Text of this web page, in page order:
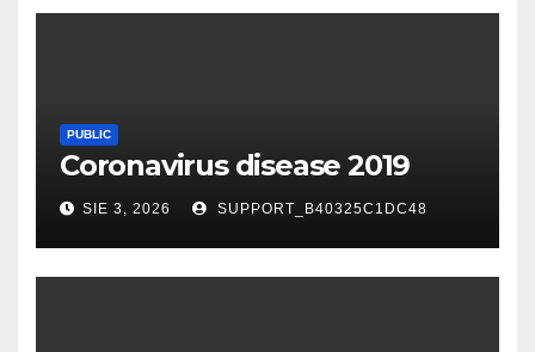
PUBLIC
Coronavirus disease 2019
SIE 3, 2026 SUPPORT_B40325C1DC48